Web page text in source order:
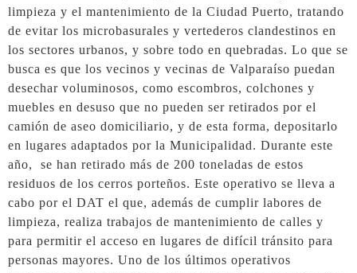
limpieza y el mantenimiento de la Ciudad Puerto, tratando
de evitar los microbasurales y vertederos clandestinos en
los sectores urbanos, y sobre todo en quebradas. Lo que se
busca es que los vecinos y vecinas de Valparaíso puedan
desechar voluminosos, como escombros, colchones y
muebles en desuso que no pueden ser retirados por el
camión de aseo domiciliario, y de esta forma, depositarlo
en lugares adaptados por la Municipalidad. Durante este
año, se han retirado más de 200 toneladas de estos
residuos de los cerros porteños. Este operativo se lleva a
cabo por el DAT el que, además de cumplir labores de
limpieza, realiza trabajos de mantenimiento de calles y
para permitir el acceso en lugares de difícil tránsito para
personas mayores. Uno de los últimos operativos